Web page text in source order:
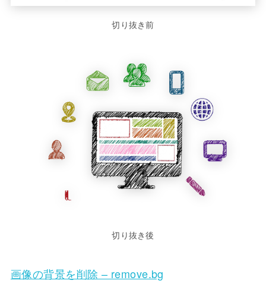
切り抜き前
切り抜き後
画像の背景を削除 – remove.bg